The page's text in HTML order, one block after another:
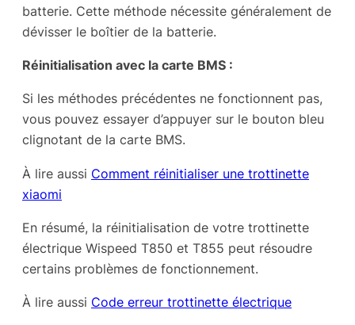
batterie. Cette méthode nécessite généralement de
dévisser le boîtier de la batterie.
Réinitialisation avec la carte BMS :
Si les méthodes précédentes ne fonctionnent pas,
vous pouvez essayer d’appuyer sur le bouton bleu
clignotant de la carte BMS.
À lire aussi Comment réinitialiser une trottinette
xiaomi
En résumé, la réinitialisation de votre trottinette
électrique Wispeed T850 et T855 peut résoudre
certains problèmes de fonctionnement.
À lire aussi Code erreur trottinette électrique